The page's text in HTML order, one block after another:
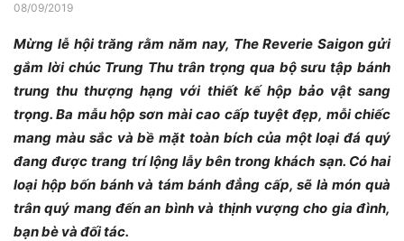
08/09/2019
Mừng lễ hội trăng rằm năm nay, The Reverie Saigon gửi
gắm lời chúc Trung Thu trân trọng qua bộ sưu tập bánh
trung thu thượng hạng với thiết kế hộp bảo vật sang
trọng. Ba mẫu hộp sơn mài cao cấp tuyệt đẹp, mỗi chiếc
mang màu sắc và bề mặt toàn bích của một loại đá quý
đang được trang trí lộng lẫy bên trong khách sạn. Có hai
loại hộp bốn bánh và tám bánh đẳng cấp, sẽ là món quà
trân quý mang đến an bình và thịnh vượng cho gia đình,
bạn bè và đối tác.